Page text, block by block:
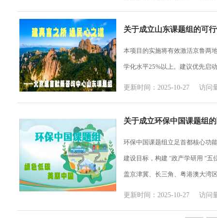
关于成立山东课题组的可
本项目的实施将有效激活京鲁两
学化水平25%以上。建议优先启
更新时间：2025-10-27 访问
关于成立环保中国课题组
环保中国课题组立足首都核心功
建设目标，构建 "政产学研用 "五
盖京津冀、长三角、粤港澳大湾
更新时间：2025-10-27 访问